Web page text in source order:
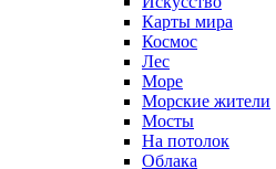
Карты мира
Космос
Лес
Море
Морские жители
Мосты
На потолок
Облака